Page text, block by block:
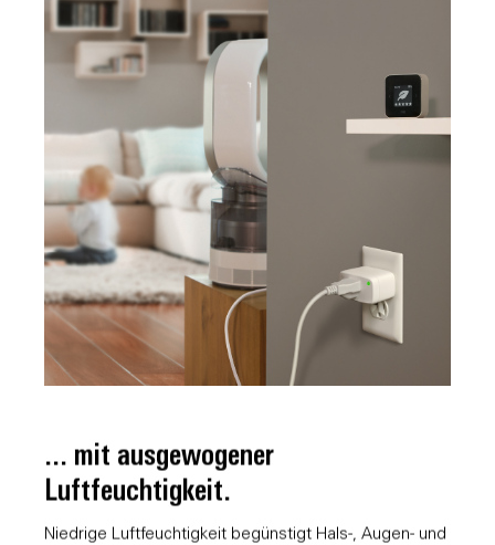
... mit ausgewogener
Luftfeuchtigkeit.
Niedrige Luftfeuchtigkeit begünstigt Hals-, Augen- und